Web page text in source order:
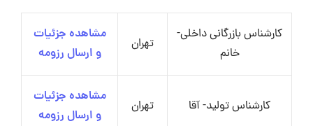
کارشناس بازرگانی داخلی-
خانم
تهران
مشاهده جزئیات
و ارسال رزومه
کارشناس تولید- آقا تهران
مشاهده جزئیات
و ارسال رزومه